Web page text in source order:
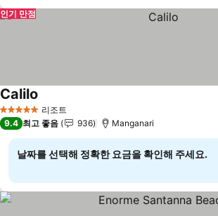
인기 만점
5 성급 리조트
Calilo
9.4 최고 좋음 936 Manganari
날짜를 선택해 정확한 요금을 확인해 주세요.